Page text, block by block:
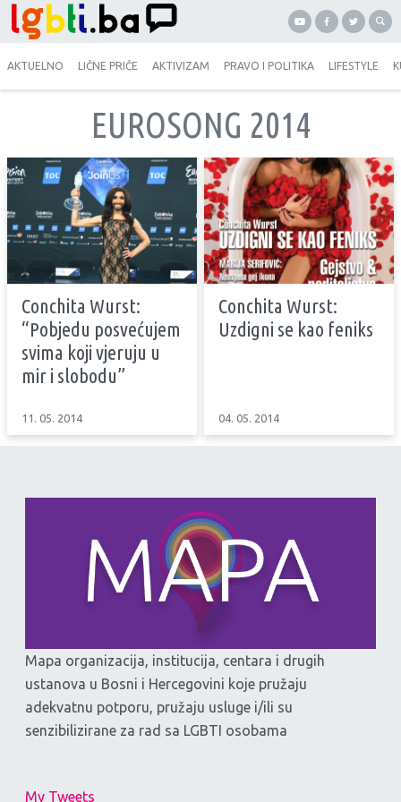
AKTUELNO LIČNE PRIČE AKTIVIZAM PRAVO I POLITIKA LIFESTYLE
EUROSONG 2014
Conchita Wurst:
“Pobjedu posvećujem
svima koji vjeruju u
mir i slobodu”
11. 05. 2014
Conchita Wurst:
Uzdigni se kao feniks
04. 05. 2014
Mapa organizacija, institucija, centara i drugih
ustanova u Bosni i Hercegovini koje pružaju
adekvatnu potporu, pružaju usluge i/ili su
senzibilizirane za rad sa LGBTI osobama
My Tweets